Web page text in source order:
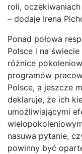
roli,
– dodaje Irena
Ponad połowa
Polsce i na
różnice
programów
Polsce, a jeszcze
deklaruje, że ich
umożliwiającymi
nasuwa pytanie,
powinny być